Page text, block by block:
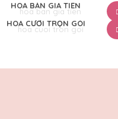
HOA BÀN GIA TIÊN
HOA CƯỚI TRỌN GÓI